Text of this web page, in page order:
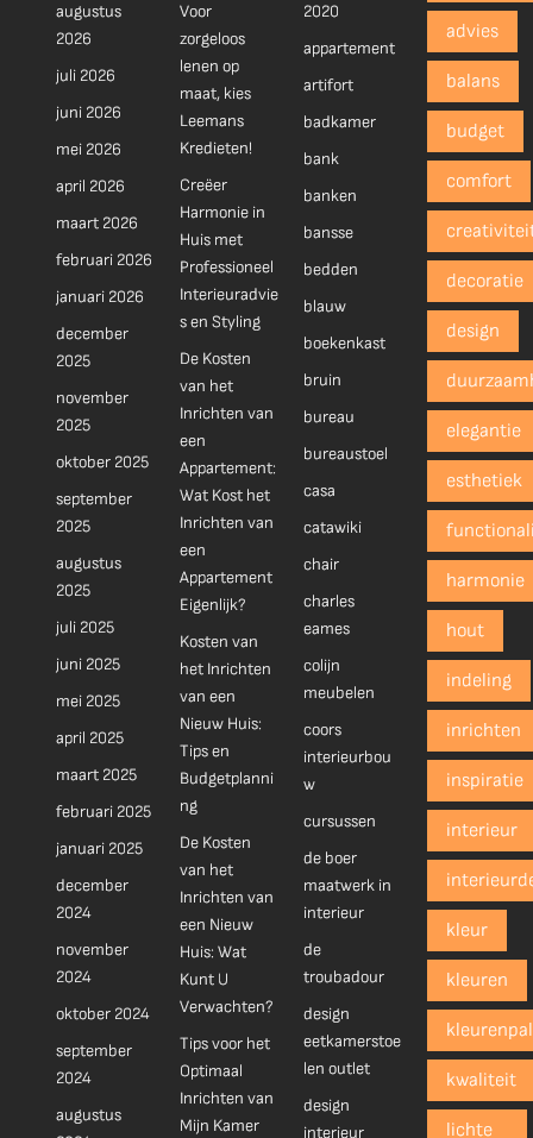
augustus
2026
juli 2026
juni 2026
mei 2026
april 2026
maart 2026
februari 2026
januari 2026
december
2025
november
2025
oktober 2025
september
2025
augustus
2025
juli 2025
juni 2025
mei 2025
april 2025
maart 2025
februari 2025
januari 2025
december
2024
november
2024
oktober 2024
september
2024
augustus
Voor
zorgeloos
lenen op
maat, kies
Leemans
Kredieten!
Creëer
Harmonie in
Huis met
Professioneel
Interieuradvie
s en Styling
De Kosten
van het
Inrichten van
een
Appartement:
Wat Kost het
Inrichten van
een
Appartement
Eigenlijk?
Kosten van
het Inrichten
van een
Nieuw Huis:
Tips en
Budgetplanni
ng
De Kosten
van het
Inrichten van
een Nieuw
Huis: Wat
Kunt U
Verwachten?
Tips voor het
Optimaal
Inrichten van
Mijn Kamer
2020
appartement
artifort
badkamer
bank
banken
bansse
bedden
blauw
boekenkast
bruin
bureau
bureaustoel
casa
catawiki
chair
charles
eames
colijn
meubelen
coors
interieurbou
w
cursussen
de boer
maatwerk in
interieur
de
troubadour
design
eetkamerstoe
len outlet
design
interieur
advies
balans
budget
comfort
decoratie
design
elegantie
esthetiek
harmonie
hout
indeling
inrichten
inspiratie
interieur
kleur
kleuren
kwaliteit
lichte